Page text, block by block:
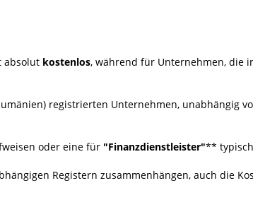
absolut kostenlos, während für Unternehmen, die
registrierten Unternehmen, unabhängig
oder eine für "Finanzdienstleister"**
Registern zusammenhängen, auch die